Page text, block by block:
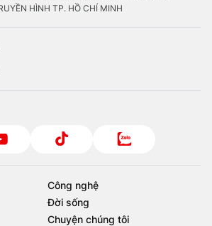
HÌNH TP. HỒ CHÍ MINH
Công nghệ
Đời sống
Chuyện chúng tôi